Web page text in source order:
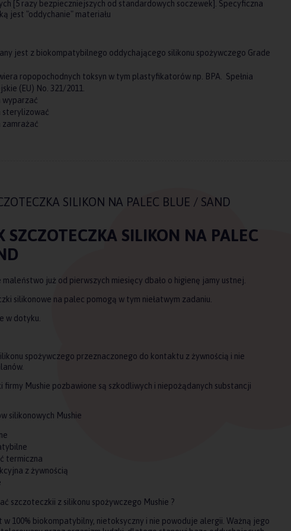
[5 razy bezpieczniejszych od standardowych soczewek]. Specyficzna
jest "oddychanie" materiału
jest z biokompatybilnego oddychającego silikonu spożywczego Grade
ropopochodnych toksyn w tym plastyfikatorów np. BPA. Spełnia
(EU) No. 321/2011.
wyparzać
sterylizować
zamrażać
SILIKON NA PALEC BLUE / SAND
SZCZOTECZKA SILIKON NA PALEC
już od pierwszych miesięcy dbało o higienę jamy ustnej.
silikonowe na palec pomogą w tym niełatwym zadaniu.
w dotyku.
spożywczego przeznaczonego do kontaktu z żywnością i nie
firmy Mushie pozbawione są szkodliwych i niepożądanych substancji
silikonowych Mushie
termiczna
z żywnością
szczoteczkii z silikonu spożywczego Mushie ?
w 100% biokompatybilny, nietoksyczny i nie powoduje alergii. Ważną jego